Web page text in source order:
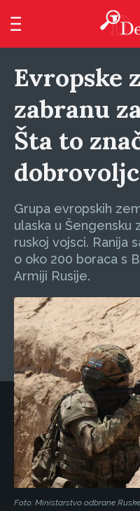
Evropske
zabranu
Šta to
Grupa evropskih
ulaska u Šengensku
ruskoj vojsci. Ranija
o oko 200 boraca s
Armiji Rusije.
Foto: Ministarstvo odbrane